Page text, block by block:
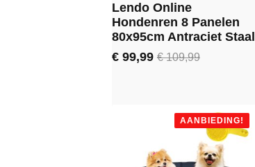
Lendo Online
Hondenren 8 Panelen
80x95cm Antraciet Staal
€109,99
Oorspronkelijke
€ 99,99
Huidige
AANBIEDING!